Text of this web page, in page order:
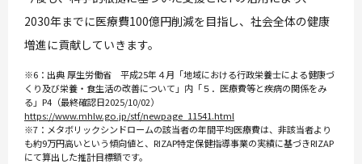
2030年までに医療費100億円削減を目指し、社会全体の健康
増進に貢献していきます。
※6：出典 厚生労働省 平成25年４月「地域における行政栄養士による健康づ
くり及び栄養・食生活の改善について」内「５．医療費等と疾病の関係をみ
る」P4（最終確認日2025/10/02）
https://www.mhlw.go.jp/stf/newpage_11541.html
※7：メタボリックシンドロームの該当者の年間平均医療費は、非該当者より
も約9万円高いという傾向値と、RIZAP特定保健指導事業の実績に基づきRIZAP
にて算出した推計目標額です。